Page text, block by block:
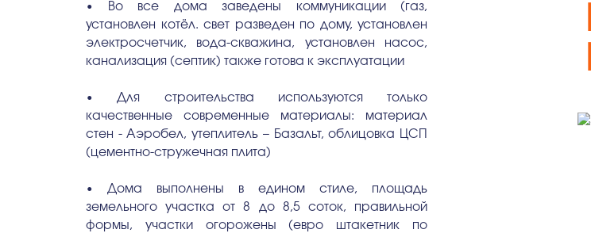
• Во все дома заведены коммуникации (газ,
установлен котёл. свет разведен по дому, установлен
электросчетчик, вода-скважина, установлен насос,
канализация (септик) также готова к эксплуатации
• Для строительства используются только
качественные современные материалы: материал
стен - Aэpoбел, утеплитель – Базальт, облицовкa ЦСП
(цементно-стружечная плита)
• Дома выполнены в едином стиле, площадь
земельного участка от 8 до 8,5 соток, правильной
формы, участки огорожены (евро штакетник по